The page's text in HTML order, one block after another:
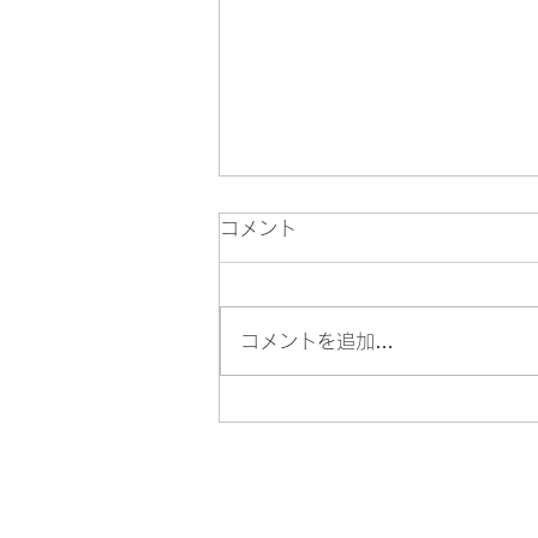
🦁 八王子・迫力の舞と響く音
コメント
コメントを追加…